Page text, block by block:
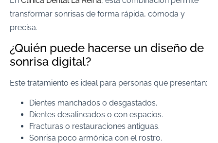
transformar sonrisas de forma rápida, cómoda y
precisa.
¿Quién puede hacerse un diseño de
sonrisa digital?
Este tratamiento es ideal para personas que presentan:
Dientes manchados o desgastados.
Dientes desalineados o con espacios.
Fracturas o restauraciones antiguas.
Sonrisa poco armónica con el rostro.